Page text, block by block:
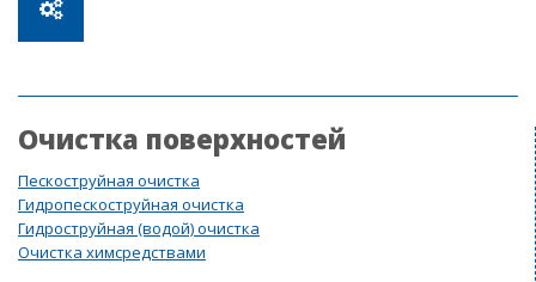
Очистка поверхностей
Пескоструйная очистка
Гидропескоструйная очистка
Гидроструйная (водой) очистка
Очистка химсредствами